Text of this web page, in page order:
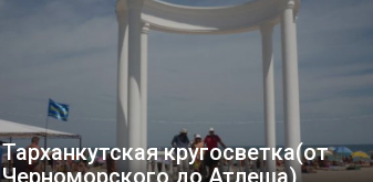
Тарханкутская кругосветка(от